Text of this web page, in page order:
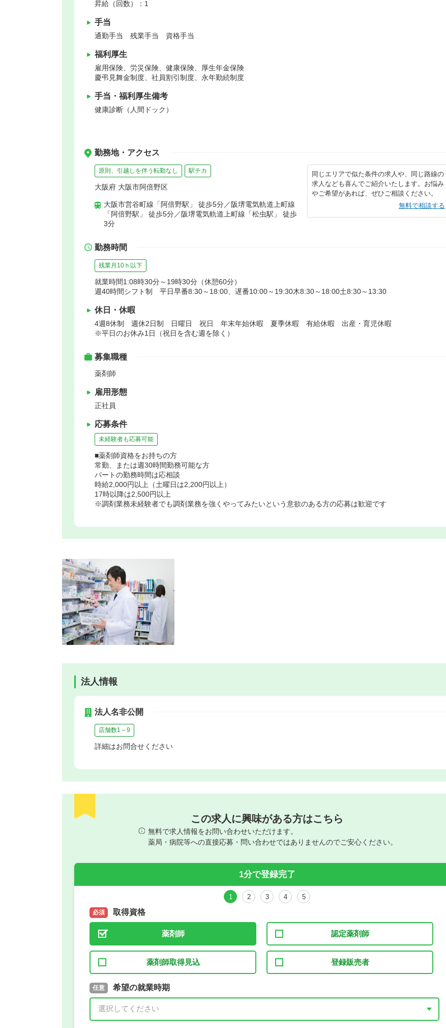
昇給（回数）：1
手当
通勤手当 残業手当 資格手当
福利厚生
雇用保険、労災保険、健康保険、厚生年金保険
慶弔見舞金制度、社員割引制度、永年勤続制度
手当・福利厚生備考
健康診断（人間ドック）
勤務地・アクセス
原則、引越しを伴う転勤なし 駅チカ
大阪府 大阪市阿倍野区
大阪市営谷町線「阿倍野駅」 徒歩5分／阪堺電気軌道上町線
「阿倍野駅」 徒歩5分／阪堺電気軌道上町線「松虫駅」 徒歩
3分
同じエリアで似た条件の求人や、同じ路線の
求人なども喜んでご紹介いたします。お悩み
やご希望があれば、ぜひご相談ください。
無料で相談する
勤務時間
残業月10ｈ以下
就業時間1:08時30分～19時30分（休憩60分）
週40時間シフト制 平日早番8:30～18:00、遅番10:00～19:30木8:30～18:00土8:30～13:30
休日・休暇
4週8休制 週休2日制 日曜日 祝日 年末年始休暇 夏季休暇 有給休暇 出産・育児休暇
※平日のお休み1日（祝日を含む週を除く）
募集職種
薬剤師
雇用形態
正社員
応募条件
未経験者も応募可能
■薬剤師資格をお持ちの方
常勤、または週30時間勤務可能な方
パートの勤務時間は応相談
時給2,000円以上（土曜日は2,200円以上）
17時以降は2,500円以上
※調剤業務未経験者でも調剤業務を強くやってみたいという意欲のある方の応募は歓迎です
法人情報
法人名非公開
店舗数1～9
詳細はお問合せください
この求人に興味がある方はこちら
無料で求人情報をお問い合わせいただけます。
薬局・病院等への直接応募・問い合わせではありませんのでご安心ください。
1分で登録完了
1 2 3 4 5
必須 取得資格
薬剤師 認定薬剤師
薬剤師取得見込 登録販売者
必須 取得予定年
年 3月
任意 希望の就業時期